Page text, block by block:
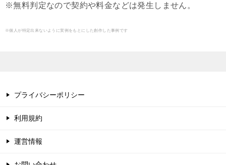
※無料判定なので契約や料金などは発生しません。
※個人が特定出来ないように実例をもとにした創作した事例です
プライバシーポリシー
利用規約
運営情報